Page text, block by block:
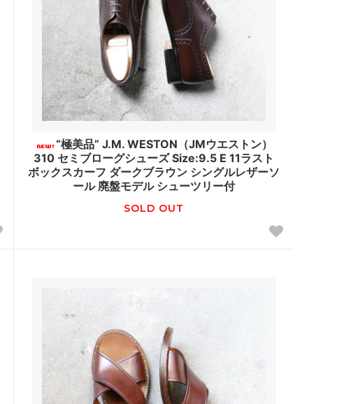
“極美品” J.M. WESTON（JMウエストン）
310 セミブローグシューズ Size:9.5 E 11ラスト
ボックスカーフ ダークブラウン シングルレザーソ
ール 廃盤モデル シューツリー付
SOLD OUT